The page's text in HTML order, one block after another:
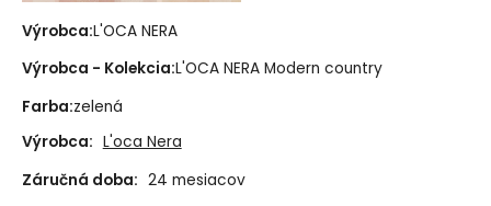
Výrobca:L'OCA NERA
Výrobca - Kolekcia:L'OCA NERA Modern country
Farba:zelená
Výrobca: L'oca Nera
Záručná doba: 24 mesiacov